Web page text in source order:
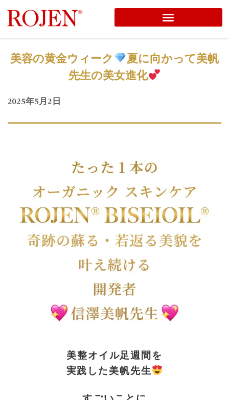
コ
テ
へ
キ
美容の黄金ウィーク
夏に向かって美帆
先生の美女進化
2025年5月2日
美整オイル足週間を
実践した美帆先生